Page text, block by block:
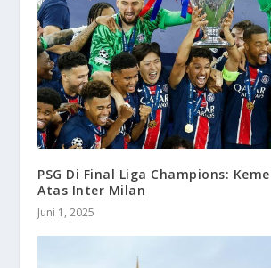
PSG Di Final Liga Champions:
Atas Inter Milan
Juni 1, 2025